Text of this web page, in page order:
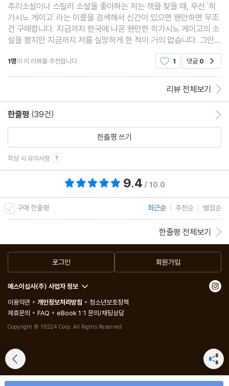
추리소설이나 스릴러 소설을 좋아하는 저는 책을 찾을 때, 우선 '히
가시노 게이고' 라는 이름을 검색해서 신간이 있으면 왠만하면 무조
건 구매합니다. 지금까지 한국에 나온 왠만한 히가시노 게이고의 소
설을 봤지만 지금까지 저를 실망하게 한 적이 거의 없습니다. 그만큼
쉽게 쉽게 읽히고 한번 읽기 시작하면 손을 놓을 수 없는 흡입력이
있는 것 같습니다. 아름다운 흉기도 쉽게 쉽게
1명이 이 리뷰를 추천합니다. 1 댓글 0
리뷰 전체보기
한줄평 (39건)
한줄평 쓰기
작성 시 유의사항
9.4 / 10.0
구매 한줄평 최근순 추천순 별점순
한줄평 전체보기
로그인 회원가입
예스이십사(주) 사업자 정보
이용약관
개인정보처리방침
청소년보호정책
제휴문의
FAQ eBook 1:1 문의/채팅상담
Copyright © YES24 Corp. All Rights Reserved.